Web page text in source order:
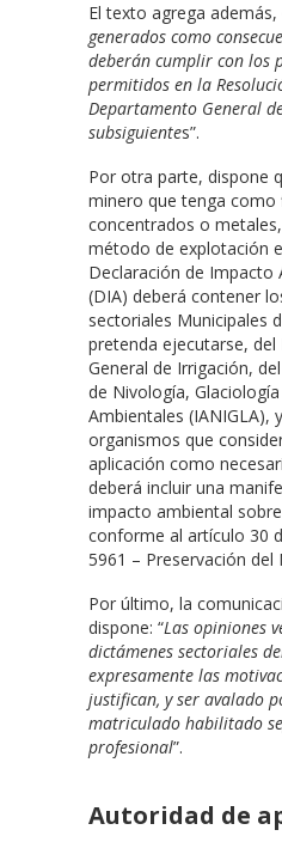
El texto agrega además,
generados como
deberán cumplir con los
permitidos en la
Departamento General
subsiguientes”.
Por otra parte, dispone
minero que tenga como
concentrados o
método de explotación
Declaración de Impacto
(DIA) deberá contener
sectoriales Municipales
pretenda ejecutarse,
General de Irrigación,
de Nivología, Glaciología
Ambientales (IANIGLA),
organismos que
aplicación como
deberá incluir una
impacto ambiental
conforme al artículo 30
5961 – Preservación del
Por último, la
dispone: “Las opiniones
dictámenes sectoriales
expresamente las
justifican, y ser avalado
matriculado habilitado
profesional”.
Autoridad de